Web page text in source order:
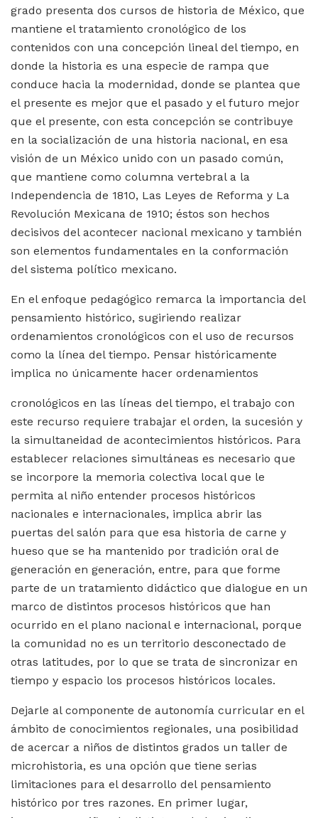
grado presenta dos cursos de historia de México, que
mantiene el tratamiento cronológico de los
contenidos con una concepción lineal del tiempo, en
donde la historia es una especie de rampa que
conduce hacia la modernidad, donde se plantea que
el presente es mejor que el pasado y el futuro mejor
que el presente, con esta concepción se contribuye
en la socialización de una historia nacional, en esa
visión de un México unido con un pasado común,
que mantiene como columna vertebral a la
Independencia de 1810, Las Leyes de Reforma y La
Revolución Mexicana de 1910; éstos son hechos
decisivos del acontecer nacional mexicano y también
son elementos fundamentales en la conformación
del sistema político mexicano.
En el enfoque pedagógico remarca la importancia del
pensamiento histórico, sugiriendo realizar
ordenamientos cronológicos con el uso de recursos
como la línea del tiempo. Pensar históricamente
implica no únicamente hacer ordenamientos
cronológicos en las líneas del tiempo, el trabajo con
este recurso requiere trabajar el orden, la sucesión y
la simultaneidad de acontecimientos históricos. Para
establecer relaciones simultáneas es necesario que
se incorpore la memoria colectiva local que le
permita al niño entender procesos históricos
nacionales e internacionales, implica abrir las
puertas del salón para que esa historia de carne y
hueso que se ha mantenido por tradición oral de
generación en generación, entre, para que forme
parte de un tratamiento didáctico que dialogue en un
marco de distintos procesos históricos que han
ocurrido en el plano nacional e internacional, porque
la comunidad no es un territorio desconectado de
otras latitudes, por lo que se trata de sincronizar en
tiempo y espacio los procesos históricos locales.
Dejarle al componente de autonomía curricular en el
ámbito de conocimientos regionales, una posibilidad
de acercar a niños de distintos grados un taller de
microhistoria, es una opción que tiene serias
limitaciones para el desarrollo del pensamiento
histórico por tres razones. En primer lugar,